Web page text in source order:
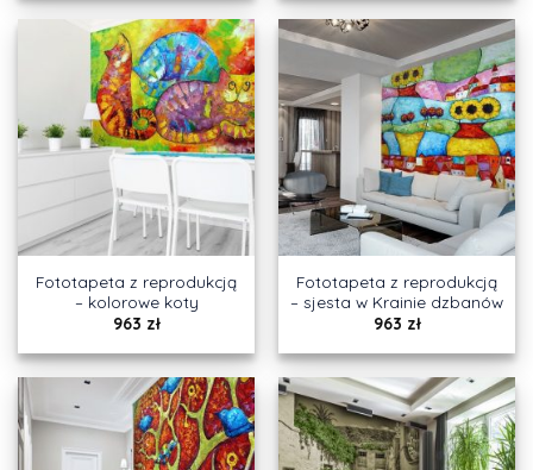
Fototapeta z reprodukcją
– kolorowe koty
963 zł
Fototapeta z reprodukcją
– sjesta w Krainie dzbanów
963 zł